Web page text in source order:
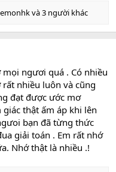
và 3 người khác
ngươi quá . Có nhiều
nhiều luôn và cũng
đạt được ước mơ
thật ấm áp khi lên
bạn đã từng thức
giải toán . Em rất nhớ
Nhớ thật là nhiều .!